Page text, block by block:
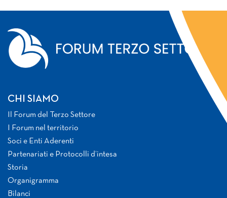
CHI SIAMO
Il Forum del Terzo Settore
I Forum nel territorio
Soci e Enti Aderenti
Partenariati e Protocolli d’intesa
Storia
Organigramma
Bilanci